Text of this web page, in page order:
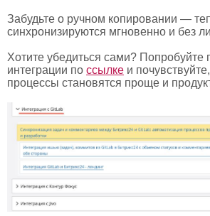
Забудьте о ручном копировании —
синхронизируются мгновенно и без
Хотите убедиться сами? Попробуйте
интеграции по ссылке и
процессы становятся проще и